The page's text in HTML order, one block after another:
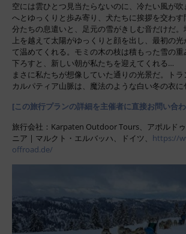
空には雲ひとつ見当たらないのに、冷たい風が吹
へとゆっくりと歩み寄り、犬たちに挨拶を交わ
分たちの息遣いと、足元の雪がきしむ音だけだ
上を越えて太陽がゆっくりと顔を出し、最初の
て温めてくれる。モミの木の枝は積もった雪の
下ろすと、新しい朝が私たちを迎えてくれる…
まさに私たちが想像していた通りの光景だ。ト
カルパティア山脈は、魔法のような白い冬の衣に
[この旅行プランの詳細を主催者に直接お問い合
旅行会社：Karpaten Outdoor Tours、アポルド
ニア | マルクト・エルバッハ、ドイツ、 https://
offroad.de/